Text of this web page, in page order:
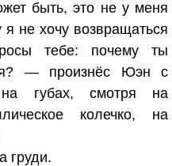
быть, это не у меня
не хочу возвращаться
тебе: почему ты
— произнёс Юэн с
на губах, смотря на
колечко, на
груди.